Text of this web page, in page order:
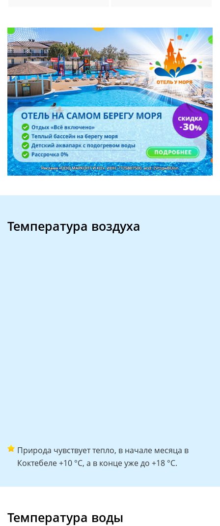
Температура воздуха
Природа чувствует тепло, в начале месяца в
Коктебеле +10 °C, а в конце уже до +18 °C.
Температура воды